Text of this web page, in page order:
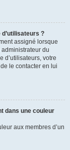
?
assigné lorsque
du
d’utilisateurs, votre
le contacter en lui
dans une couleur
aux membres d’un